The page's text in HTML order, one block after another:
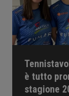
è tutto
stagione